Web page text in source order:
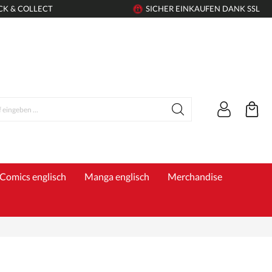
& COLLECT SICHER EINKAUFEN DANK SSL
Comics englisch Manga englisch Merchandise